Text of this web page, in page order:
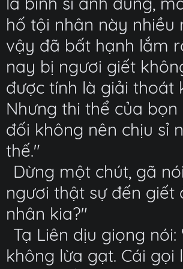
hố tội nhân này nhiều
vậy đã bất hạnh lắm
nay bị ngươi giết
được tính là giải thoát
Nhưng thi thể của
đối không nên chịu sỉ
thế."
Dừng một chút, gã
ngươi thật sự đến giết
nhân kia?"
Tạ Liên dịu giọng nói:
không lừa gạt. Cái gọi